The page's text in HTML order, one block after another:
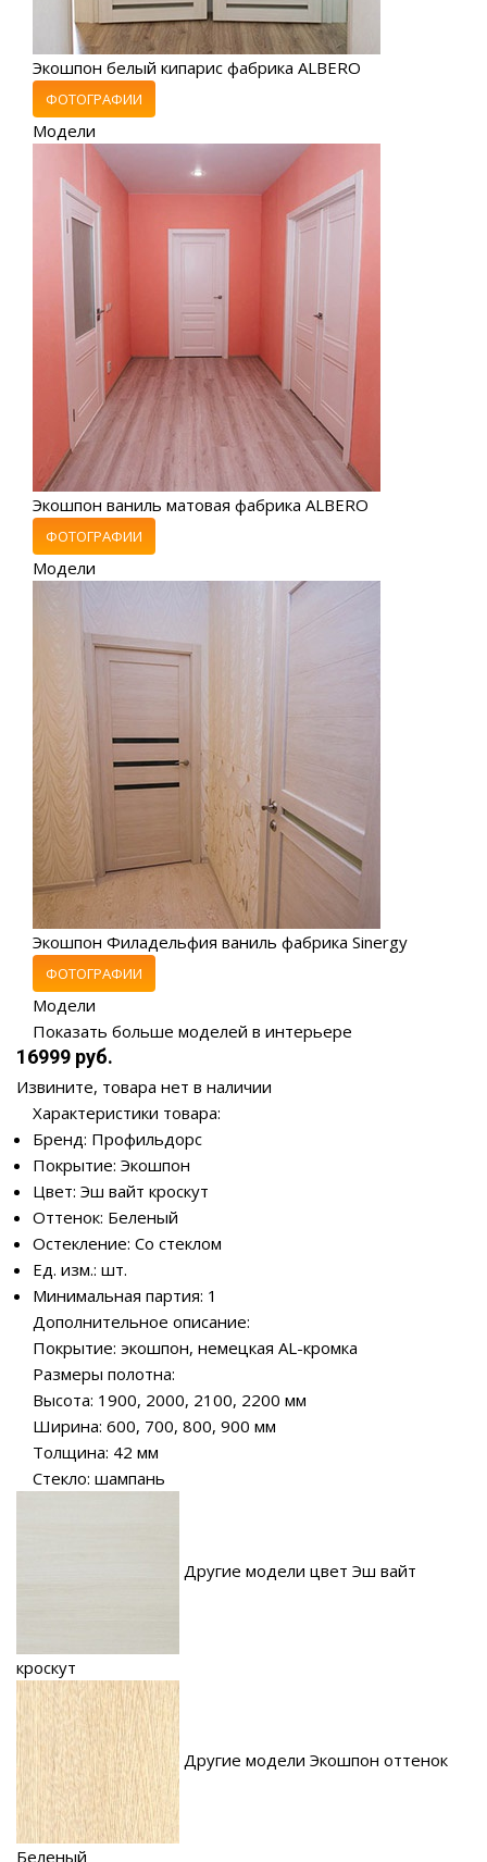
Экошпон белый кипарис фабрика ALBERO
ФОТОГРАФИИ
Модели
Экошпон ваниль матовая фабрика ALBERO
ФОТОГРАФИИ
Модели
Экошпон Филадельфия ваниль фабрика Sinergy
ФОТОГРАФИИ
Модели
Показать больше моделей в интерьере
16999 руб.
Извините, товара нет в наличии
Характеристики товара:
Бренд: Профильдорс
Покрытие: Экошпон
Цвет: Эш вайт кроскут
Оттенок: Беленый
Остекление: Со стеклом
Ед. изм.: шт.
Минимальная партия: 1
Дополнительное описание:
Покрытие: экошпон, немецкая AL-кромка
Размеры полотна:
Высота: 1900, 2000, 2100, 2200 мм
Ширина: 600, 700, 800, 900 мм
Толщина: 42 мм
Стекло: шампань
Другие модели цвет Эш вайт
кроскут
Другие модели Экошпон оттенок
Беленый